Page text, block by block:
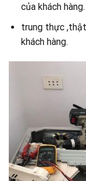
của khách hàng.
trung thực
khách hàng.